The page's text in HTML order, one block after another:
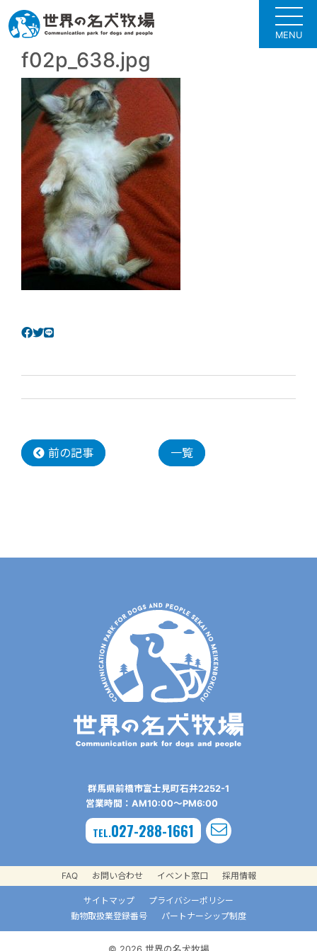
MENU
f02p_638.jpg
前の記事 一覧
群⾺県前橋市富⼠⾒町⽯井2252-1
営業時間：AM10:00〜PM6:00
TEL.027-288-1661
FAQ お問い合わせ イベント窓口 採用情報
サイトマップ
プライバシーポリシー
動物取扱業登録番号
パートナーシップ制度